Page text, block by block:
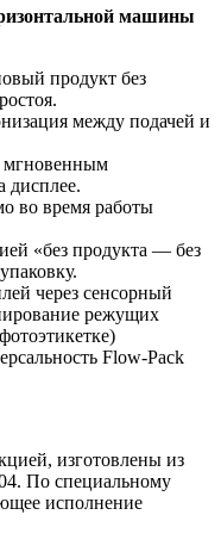
машины
продукт без
между подачей и
мгновенным
дисплее.
во время работы
«без продукта — без
через сенсорный
режущих
Flow-Pack
изготовлены из
По специальному
исполнение